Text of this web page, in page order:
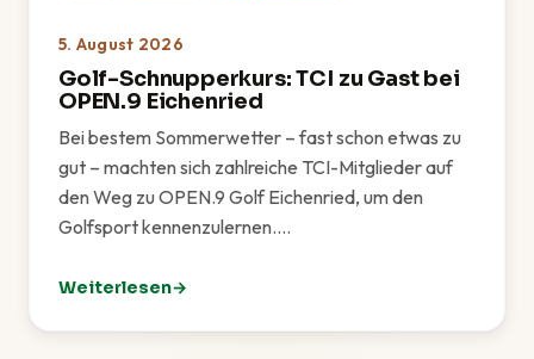
5. August 2026
Golf-Schnupperkurs: TCI zu Gast bei
OPEN.9 Eichenried
Bei bestem Sommerwetter – fast schon etwas zu
gut – machten sich zahlreiche TCI-Mitglieder auf
den Weg zu OPEN.9 Golf Eichenried, um den
Golfsport kennenzulernen.…
Weiterlesen
: Golf-Schnupperkurs: TCI zu Gast bei OPEN.9